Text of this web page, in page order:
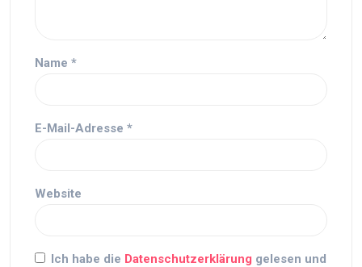
Name *
E-Mail-Adresse *
Website
Ich habe die Datenschutzerklärung gelesen und